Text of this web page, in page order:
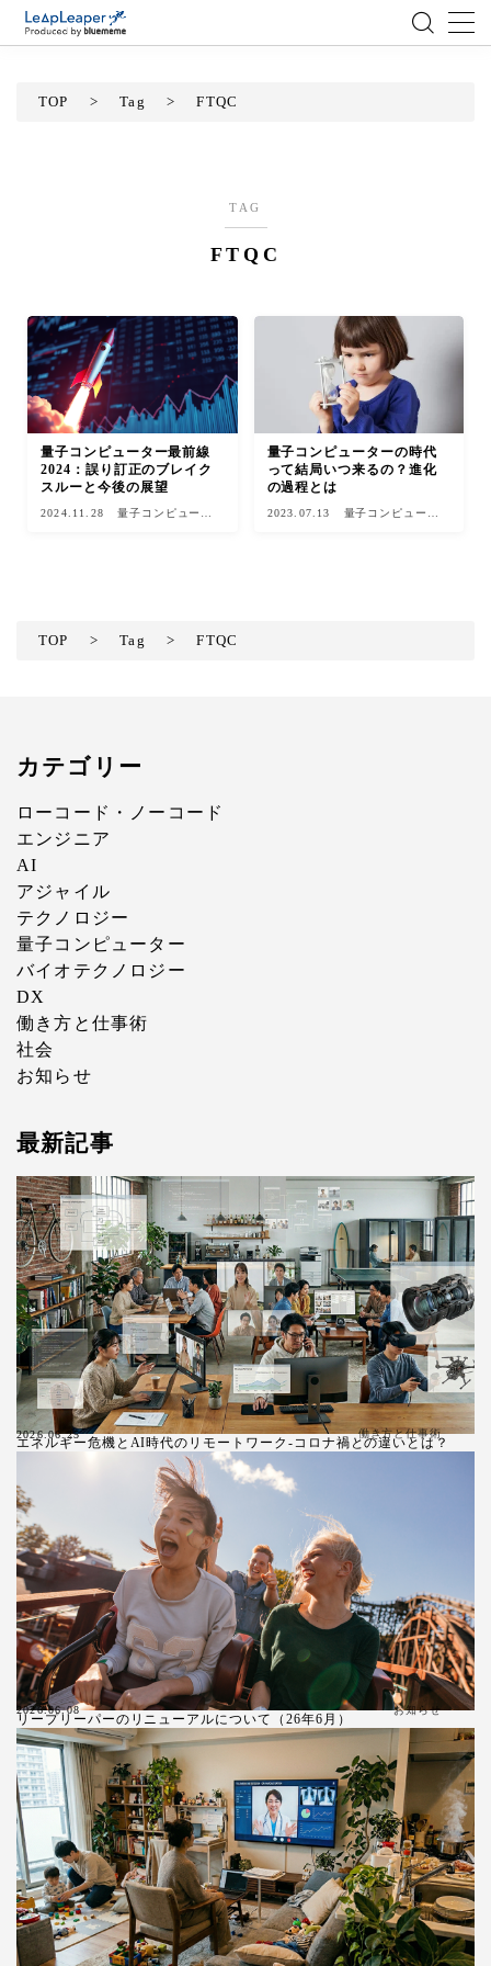
アジャイル
テクノロジー
BlueMeme
TOP > Tag > FTQC
TAG
FTQC
量子コンピューター最前線
2024：誤り訂正のブレイク
スルーと今後の展望
2024.11.28
量子コンピュータ
量子コンピューターの時代
って結局いつ来るの？進化
の過程とは
2023.07.13
量子コンピュータ
TOP > Tag > FTQC
カテゴリー
ローコード・ノーコード
エンジニア
AI
アジャイル
テクノロジー
量子コンピューター
バイオテクノロジー
DX
働き方と仕事術
社会
お知らせ
最新記事
エネルギー危機とAI時代のリモートワーク-コロナ禍との違いとは？
2026.06.25 働き方と仕事術
リープリーパーのリニューアルについて（26年6月）
2026.06.08 お知らせ